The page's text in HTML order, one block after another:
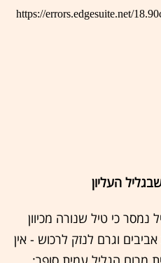
כי טיל שנורה מכיוון
וגרם לנזק לרכוש - אין